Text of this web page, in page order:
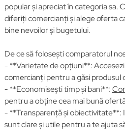
popular și apreciat în categoria sa.
diferiți comercianți și alege oferta
bine nevoilor și bugetului.
De ce să folosești comparatorul
- **Varietate de opțiuni**:
comercianți pentru a găsi produsul
- **Economisești timp și bani**:
pentru a obține cea mai bună
- **Transparență și
sunt clare și utile pentru a te ajuta